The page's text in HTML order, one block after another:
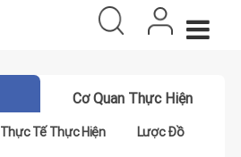
Cơ Quan Thực Hiện
Thực Tế Thực Hiện Lược Đồ